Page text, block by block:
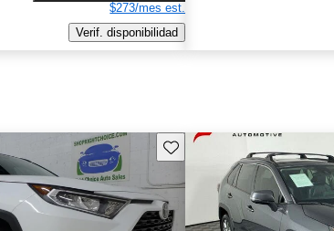
$273/mes est.
Verif. disponibilidad
Guarda este Aviso